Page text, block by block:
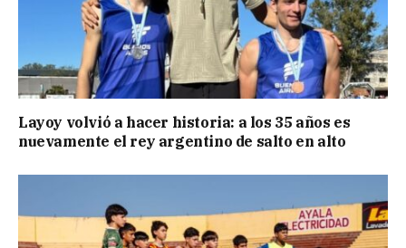
Layoy volvió a hacer historia: a los 35 años es
nuevamente el rey argentino de salto en alto